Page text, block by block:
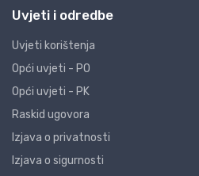
Uvjeti i odredbe
Uvjeti korištenja
Opći uvjeti - PO
Opći uvjeti - PK
Raskid ugovora
Izjava o privatnosti
Izjava o sigurnosti